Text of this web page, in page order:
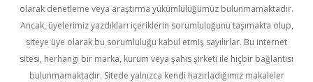
olarak denetleme veya araştırma yükümlülüğümüz bulunmamaktadır.
Ancak, üyelerimiz yazdıkları içeriklerin sorumluluğunu taşımakta olup,
siteye üye olarak bu sorumluluğu kabul etmiş sayılırlar. Bu internet
sitesi, herhangi bir marka, kurum veya şahıs şirketi ile hiçbir bağlantısı
bulunmamaktadır. Sitede yalnızca kendi hazırladığımız makaleler